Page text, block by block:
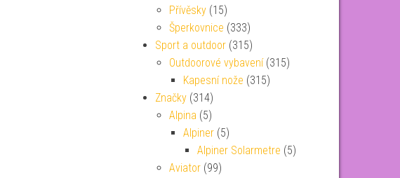
Přívěsky (15)
Šperkovnice (333)
Sport a outdoor (315)
Outdoorové vybavení (315)
Kapesní nože (315)
Značky (314)
Alpina (5)
Alpiner (5)
Alpiner Solarmetre (5)
Aviator (99)